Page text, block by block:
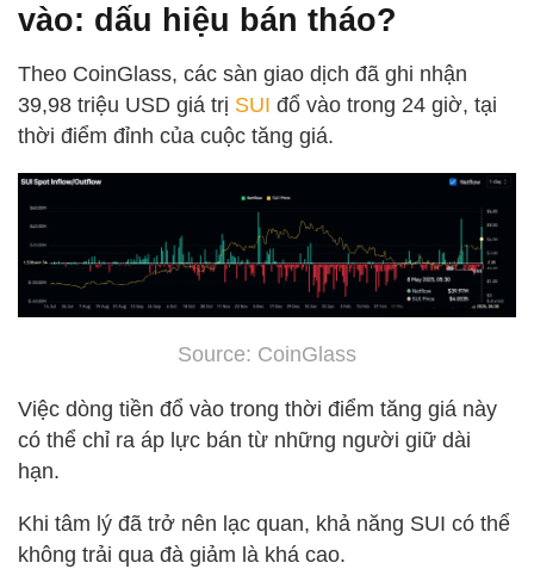
vào: dấu hiệu bán tháo?
Theo CoinGlass, các sàn giao dịch đã ghi nhận
39,98 triệu USD giá trị SUI đổ vào trong 24 giờ, tại
thời điểm đỉnh của cuộc tăng giá.
Source: CoinGlass
Việc dòng tiền đổ vào trong thời điểm tăng giá này
có thể chỉ ra áp lực bán từ những người giữ dài
hạn.
Khi tâm lý đã trở nên lạc quan, khả năng SUI có thể
không trải qua đà giảm là khá cao.